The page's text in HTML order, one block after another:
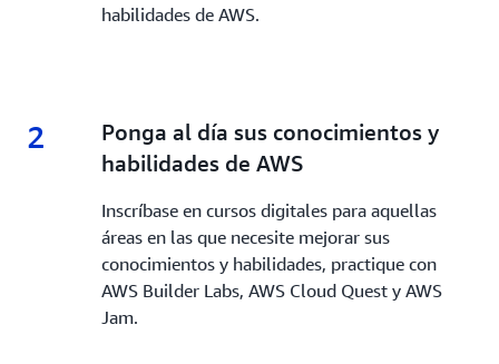
habilidades de AWS.
2 2.
Ponga al día sus conocimientos y
habilidades de AWS
Inscríbase en cursos digitales para aquellas
áreas en las que necesite mejorar sus
conocimientos y habilidades, practique con
AWS Builder Labs, AWS Cloud Quest y AWS
Jam.